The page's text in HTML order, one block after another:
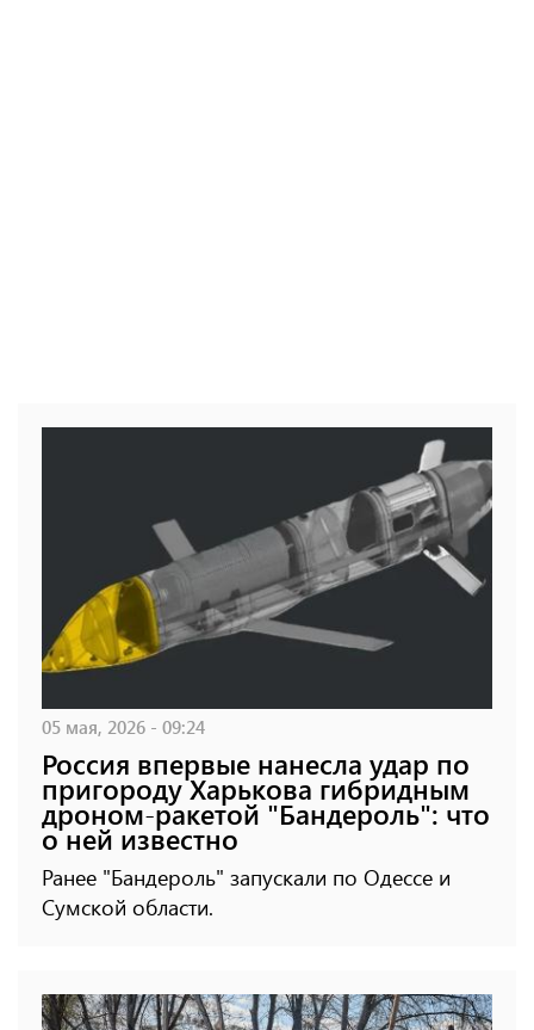
05 мая, 2026 - 09:24
Россия впервые нанесла удар по
пригороду Харькова гибридным
дроном-ракетой "Бандероль": что
о ней известно
Ранее "Бандероль" запускали по Одессе и
Сумской области.